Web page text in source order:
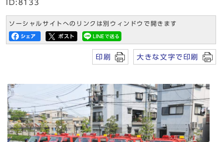
ID:8133
ソーシャルサイトへのリンクは別ウィンドウで開きます
印刷 大きな文字で印刷